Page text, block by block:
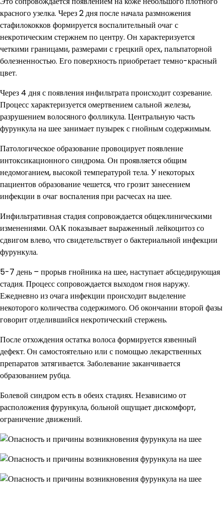
красного узелка. Через 2 дня после начала размножения
стафилококков формируется воспалительный очаг с
некротическим стержнем по центру. Он характеризуется
четкими границами, размерами с грецкий орех, пальпаторной
болезненностью. Его поверхность приобретает темно-красный
цвет.
Через 4 дня с появления инфильтрата происходит созревание.
Процесс характеризуется омертвением сальной железы,
разрушением волосяного фолликула. Центральную часть
фурункула на шее занимает пузырек с гнойным содержимым.
Патологическое образование провоцирует появление
интоксикационного синдрома. Он проявляется общим
недомоганием, высокой температурой тела. У некоторых
пациентов образование чешется, что грозит занесением
инфекции в очаг воспаления при расчесах на шее.
Инфильтративная стадия сопровождается общеклиническими
изменениями. ОАК показывает выраженный лейкоцитоз со
сдвигом влево, что свидетельствует о бактериальной инфекции
фурункула.
5-7 день – прорыв гнойника на шее, наступает абсцедирующая
стадия. Процесс сопровождается выходом гноя наружу.
Ежедневно из очага инфекции происходит выделение
некоторого количества содержимого. Об окончании второй фазы
говорит отделившийся некротический стержень.
После отхождения остатка волоса формируется язвенный
дефект. Он самостоятельно или с помощью лекарственных
препаратов затягивается. Заболевание заканчивается
образованием рубца.
Болевой синдром есть в обеих стадиях. Независимо от
расположения фурункула, больной ощущает дискомфорт,
ограничение движений.